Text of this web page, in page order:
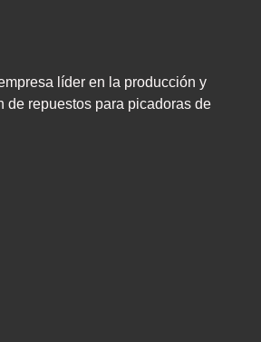
líder en la producción y
de repuestos para picadoras de